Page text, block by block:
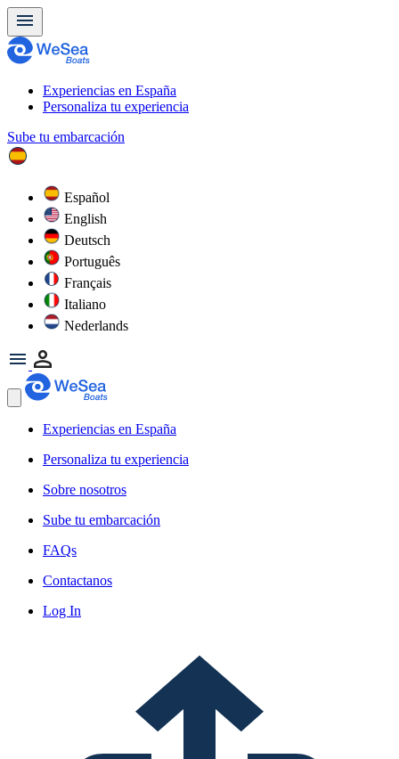
Experiencias en España
Personaliza tu experiencia
Sube tu embarcación
Español
English
Deutsch
Português
Français
Italiano
Nederlands
Experiencias en España
Personaliza tu experiencia
Sobre nosotros
Sube tu embarcación
FAQs
Contactanos
Log In